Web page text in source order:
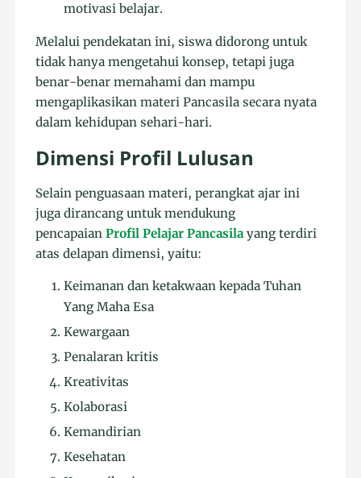
motivasi belajar.
Melalui pendekatan ini, siswa didorong untuk
tidak hanya mengetahui konsep, tetapi juga
benar-benar memahami dan mampu
mengaplikasikan materi Pancasila secara nyata
dalam kehidupan sehari-hari.
Dimensi Profil Lulusan
Selain penguasaan materi, perangkat ajar ini
juga dirancang untuk mendukung
pencapaianProfil Pelajar Pancasilayang terdiri
atas delapan dimensi, yaitu:
Keimanan dan ketakwaan kepada Tuhan
Yang Maha Esa
Kewargaan
Penalaran kritis
Kreativitas
Kolaborasi
Kemandirian
Kesehatan